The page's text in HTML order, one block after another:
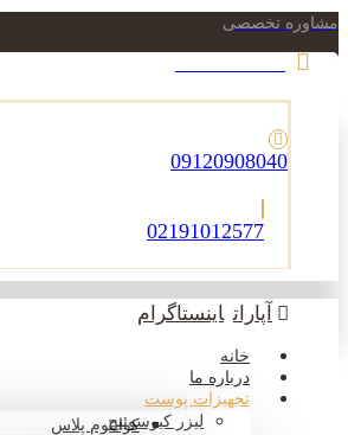
مشاوره تخصصی
09120908040
02191012577
آپارات اینستاگرام
خانه
درباره ما
تجهیزات پوست
لیزر کیوسوئیچکوانتوم پلاس